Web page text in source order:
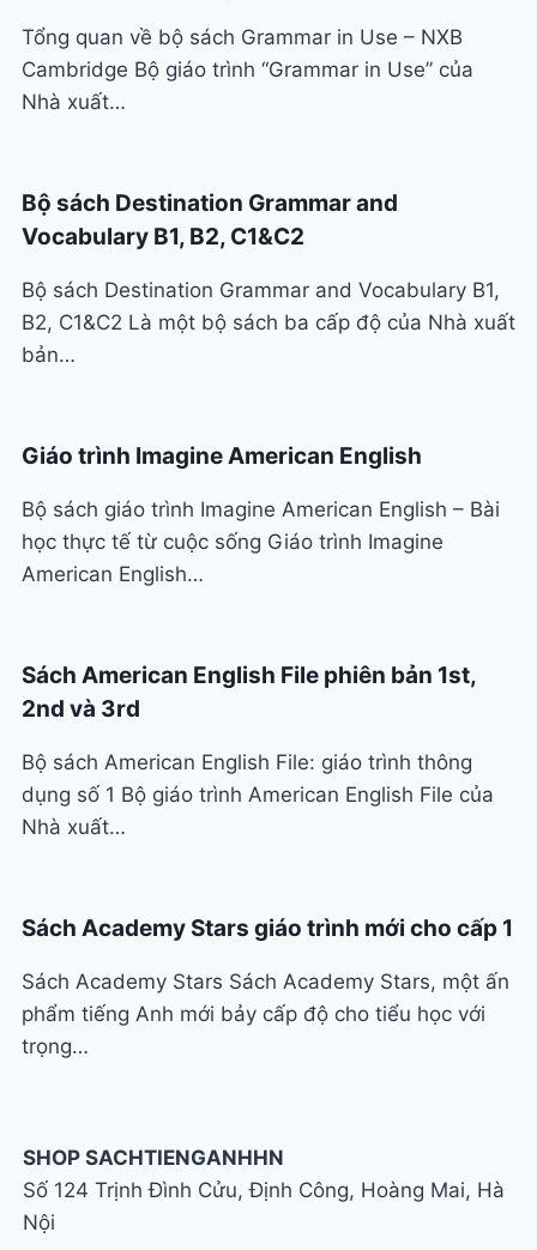
Tổng quan về bộ sách Grammar in Use – NXB
Cambridge Bộ giáo trình “Grammar in Use” của
Nhà xuất…
Bộ sách Destination Grammar and
Vocabulary B1, B2, C1&C2
Bộ sách Destination Grammar and Vocabulary B1,
B2, C1&C2 Là một bộ sách ba cấp độ của Nhà xuất
bản…
Giáo trình Imagine American English
Bộ sách giáo trình Imagine American English – Bài
học thực tế từ cuộc sống Giáo trình Imagine
American English…
Sách American English File phiên bản 1st,
2nd và 3rd
Bộ sách American English File: giáo trình thông
dụng số 1 Bộ giáo trình American English File của
Nhà xuất…
Sách Academy Stars giáo trình mới cho cấp 1
Sách Academy Stars Sách Academy Stars, một ấn
phẩm tiếng Anh mới bảy cấp độ cho tiểu học với
trọng…
SHOP SACHTIENGANHHN
Số 124 Trịnh Đình Cửu, Định Công, Hoàng Mai, Hà
Nội